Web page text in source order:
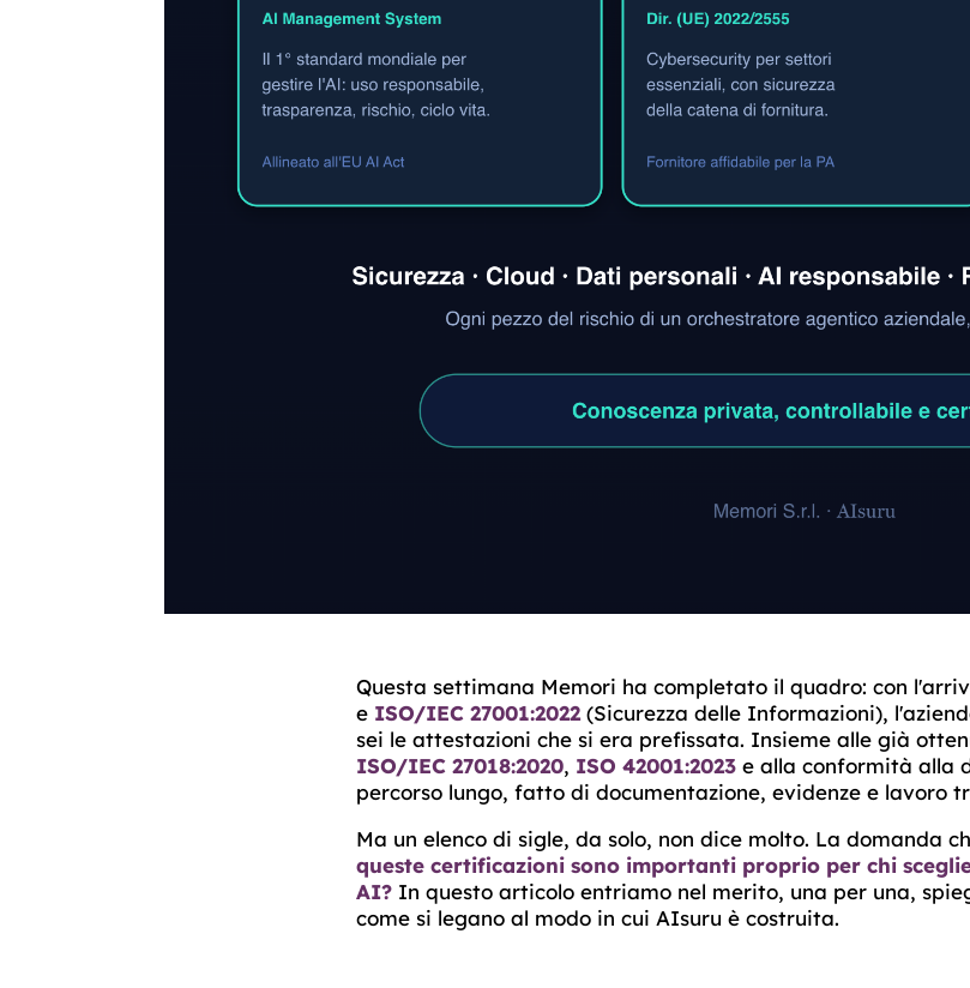
Questa settimana Memori ha completato il quadro: con
e ISO/IEC 27001:2022(Sicurezza delle Informazioni),
sei le attestazioni che si era prefissata. Insieme alle già
ISO/IEC 27018:2020, ISO 42001:2023 e alla conformità alla
percorso lungo, fatto di documentazione, evidenze e lavoro
Ma un elenco di sigle, da solo, non dice molto. La domanda
queste certificazioni sono importanti proprio per chi
AI? In questo articolo entriamo nel merito, una per una,
come si legano al modo in cui AIsuru è costruita.